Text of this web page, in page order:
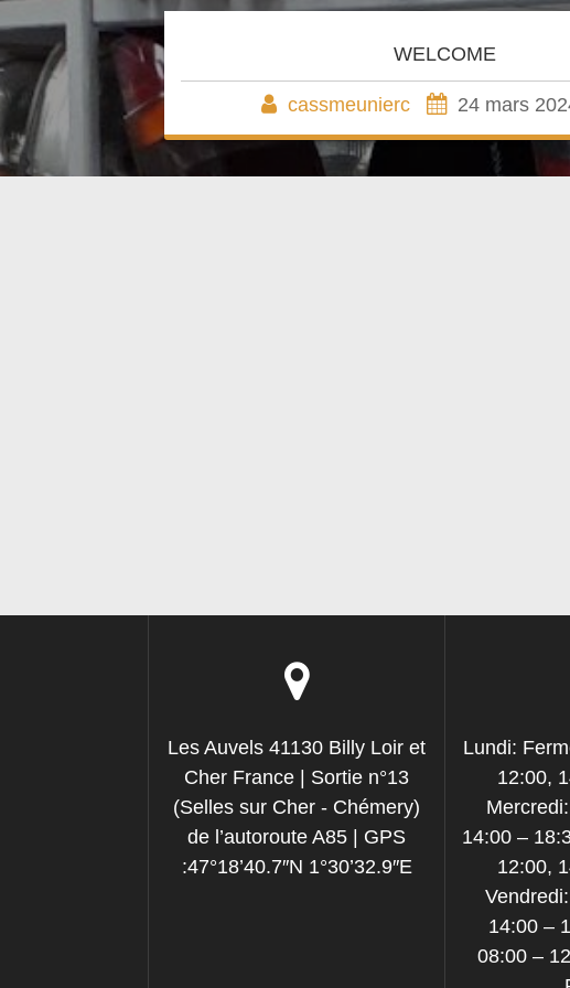
WELCOME
cassmeunierc 24 mars
Les Auvels 41130 Billy Loir et
Cher France | Sortie n°13
(Selles sur Cher - Chémery)
de l’autoroute A85 | GPS
:47°18’40.7″N 1°30’32.9″E
Lundi:
12:00,
14:00 –
12:00,
14:00 –
08:00 –